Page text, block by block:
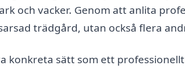
och vacker. Genom att anlita
trädgård, utan också flera
konkreta sätt som ett